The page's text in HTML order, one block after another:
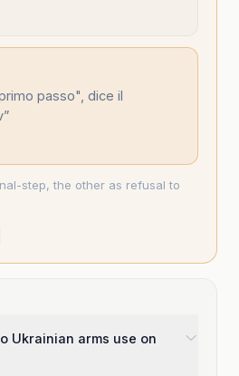
passo", dice il
”
step, the other as refusal to
Ukrainian arms use on